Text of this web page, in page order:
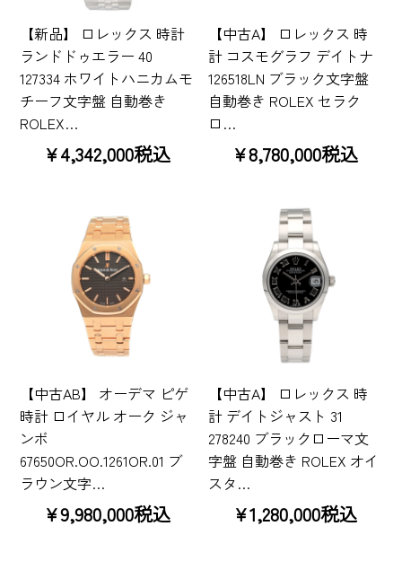
【新品】 ロレックス 時計
ランドドゥエラー 40
127334 ホワイトハニカムモ
チーフ文字盤 自動巻き
ROLEX…
¥4,342,000税込
【中古A】 ロレックス 時
計 コスモグラフ デイトナ
126518LN ブラック文字盤
自動巻き ROLEX セラク
ロ…
¥8,780,000税込
【中古AB】 オーデマ ピゲ
時計 ロイヤル オーク ジャ
ンボ
67650OR.OO.1261OR.01 ブ
ラウン文字…
¥9,980,000税込
【中古A】 ロレックス 時
計 デイトジャスト 31
278240 ブラックローマ文
字盤 自動巻き ROLEX オイ
スタ…
¥1,280,000税込